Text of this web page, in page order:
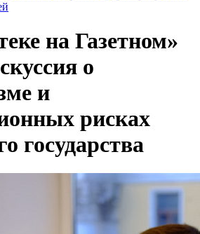
на Газетном»
о
и
рисках
государства